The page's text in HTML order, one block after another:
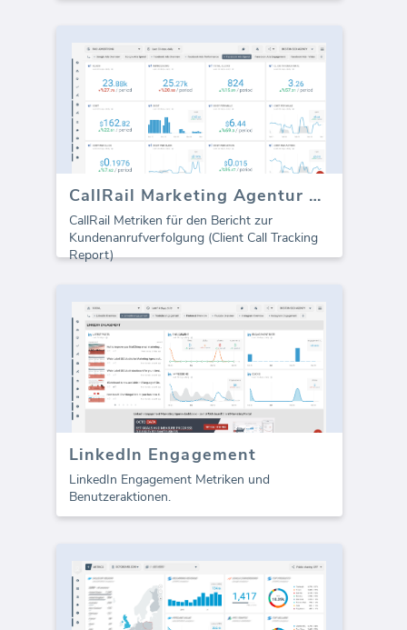
CallRail Marketing Agentur Vorlage (Bericht)
CallRail Metriken für den Bericht zur
Kundenanrufverfolgung (Client Call Tracking
Report)
LinkedIn Engagement
LinkedIn Engagement Metriken und
Benutzeraktionen.